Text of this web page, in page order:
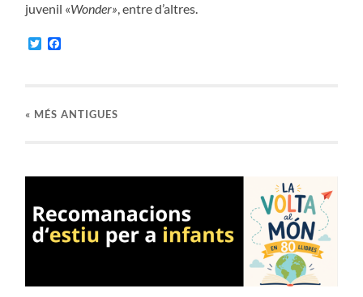
juvenil «Wonder», entre d’altres.
Twitter
« MÉS ANTIGUES